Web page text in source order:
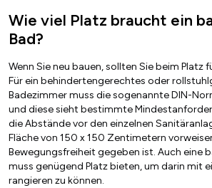
Wie viel Platz braucht ein
Bad?
Wenn Sie neu bauen, sollten Sie beim Platz
Für ein behindertengerechtes oder
Badezimmer muss die sogenannte DIN-
und diese sieht bestimmte
die Abstände vor den einzelnen
Fläche von 150 x 150 Zentimetern
Bewegungsfreiheit gegeben ist. Auch eine
muss genügend Platz bieten, um darin mit
rangieren zu können.